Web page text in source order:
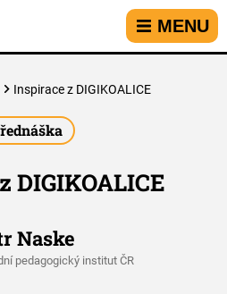
MENU
Inspirace z DIGIKOALICE
DIGIKOALICE
Naske
pedagogický institut ČR